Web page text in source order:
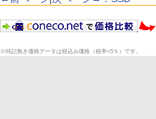
※特記無き価格データは税込み価格（税率=5％）です。